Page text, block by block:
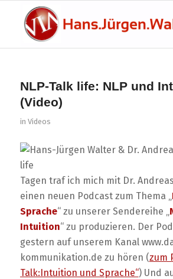
NLP-Talk life: NLP und
(Video)
in Videos
Tagen traf ich mich mit Dr.
einen neuen Podcast zum Thema „
Sprache“ zu unserer Sendereihe „
Intuition“ zu produzieren. Der
gestern auf unserem Kanal
kommunikation.de zu hören (zum
Talk:Intuition und Sprache“) Und